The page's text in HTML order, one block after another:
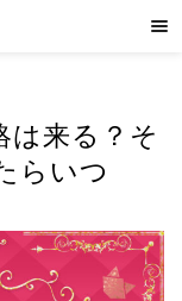
は来る？そ
らいつ